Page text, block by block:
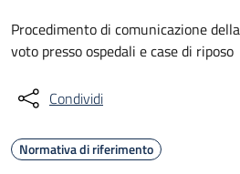
Procedimento di comunicazione
voto presso ospedali e case di riposo
Condividi
Normativa di riferimento